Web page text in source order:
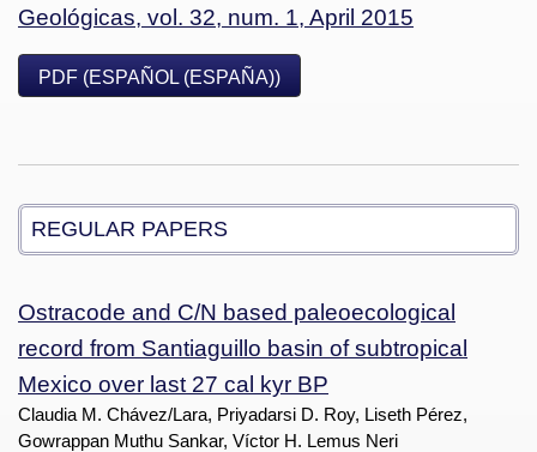
Geológicas, vol. 32, num. 1, April 2015
PDF (ESPAÑOL (ESPAÑA))
REGULAR PAPERS
Ostracode and C/N based paleoecological
record from Santiaguillo basin of subtropical
Mexico over last 27 cal kyr BP
Claudia M. Chávez/Lara, Priyadarsi D. Roy, Liseth Pérez,
Gowrappan Muthu Sankar, Víctor H. Lemus Neri